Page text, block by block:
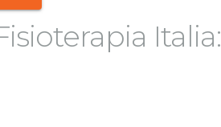
Italia: